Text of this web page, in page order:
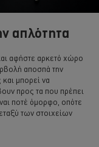
απλότητα
αφήστε αρκετό χώρο
αποσπά την
μπορεί να
προς τα που πρέπει
ποτέ όμορφο, οπότε
των στοιχείων